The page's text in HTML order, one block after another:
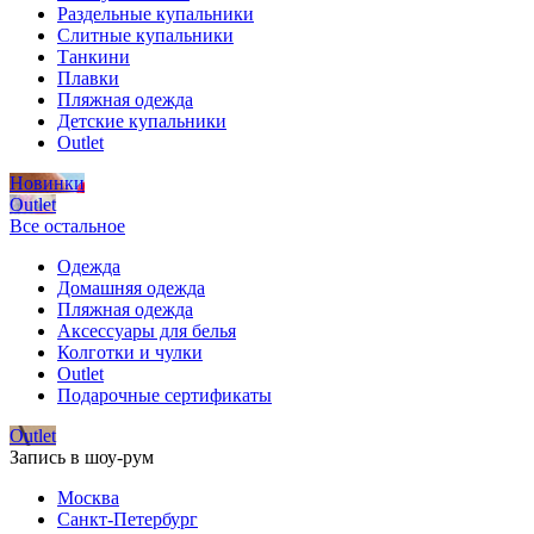
Раздельные купальники
Слитные купальники
Танкини
Плавки
Пляжная одежда
Детские купальники
Outlet
Новинки
Outlet
Все остальное
Одежда
Домашняя одежда
Пляжная одежда
Аксессуары для белья
Колготки и чулки
Outlet
Подарочные сертификаты
Outlet
Запись в шоу-рум
Москва
Санкт-Петербург